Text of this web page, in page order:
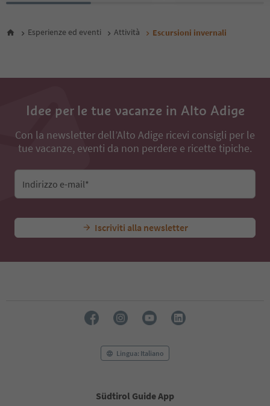
Esperienze ed eventi Attività Escursioni invernali
Idee per le tue vacanze in Alto Adige
Con la newsletter dell’Alto Adige ricevi consigli per le
tue vacanze, eventi da non perdere e ricette tipiche.
Indirizzo e-mail*
Iscriviti alla newsletter
Lingua: Italiano
Südtirol Guide App